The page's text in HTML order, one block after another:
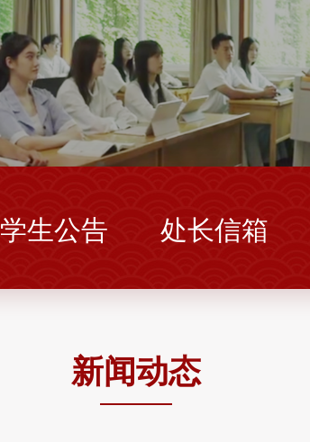
学生公告 处长信箱
新闻动态